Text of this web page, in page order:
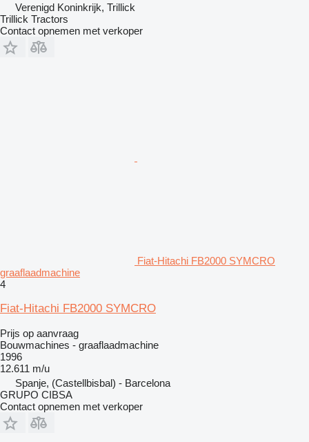
Verenigd Koninkrijk, Trillick
Trillick Tractors
Contact opnemen met verkoper
Fiat-Hitachi FB2000 SYMCRO
graaflaadmachine
4
Fiat-Hitachi FB2000 SYMCRO
Prijs op aanvraag
Bouwmachines - graaflaadmachine
1996
12.611 m/u
Spanje, (Castellbisbal) - Barcelona
GRUPO CIBSA
Contact opnemen met verkoper